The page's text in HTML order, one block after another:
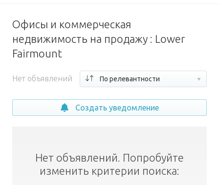
Офисы и коммерческая
недвижимость на продажу : Lower
Fairmount
Нет объявлений По релевантности
Создать уведомление
Нет объявлений. Попробуйте
изменить критерии поиска: